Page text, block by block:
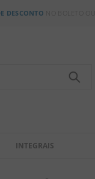
DESCONTO
INTEGRAIS